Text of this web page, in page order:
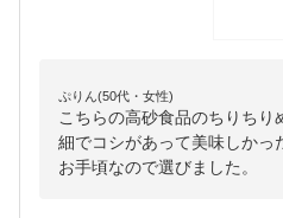
ぷりん(50代・女性)
こちらの高砂食品のちりちり
細でコシがあって美味しかっ
お手頃なので選びました。